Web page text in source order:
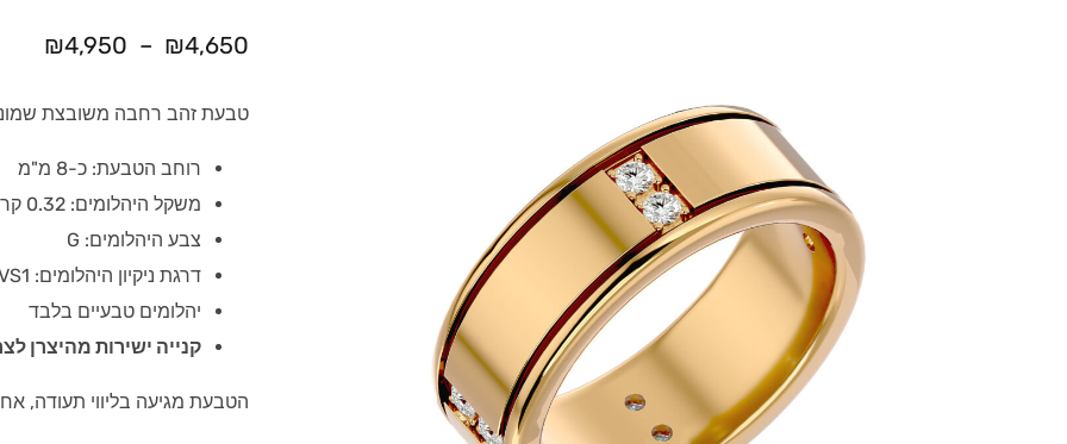
₪4,650
–
₪4,950
טבעת זהב רחבה משובצת
רוחב הטבעת: כ-8 מ"מ
משקל היהלומים: 0.32 קראט
צבע היהלומים: G
דרגת ניקיון היהלומים: VS1
יהלומים טבעיים בלבד
קנייה ישירות מהיצרן
הטבעת מגיעה בליווי תעודה,